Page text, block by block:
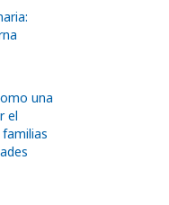
una
el